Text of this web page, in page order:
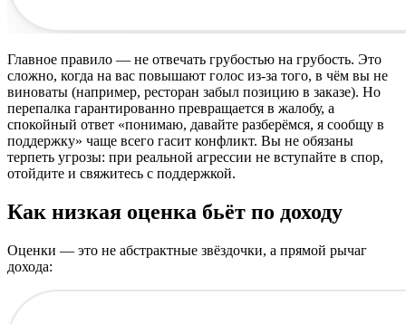
Главное правило — не отвечать грубостью на грубость. Это
сложно, когда на вас повышают голос из-за того, в чём вы не
виноваты (например, ресторан забыл позицию в заказе). Но
перепалка гарантированно превращается в жалобу, а
спокойный ответ «понимаю, давайте разберёмся, я сообщу в
поддержку» чаще всего гасит конфликт. Вы не обязаны
терпеть угрозы: при реальной агрессии не вступайте в спор,
отойдите и свяжитесь с поддержкой.
Как низкая оценка бьёт по доходу
Оценки — это не абстрактные звёздочки, а прямой рычаг
дохода: